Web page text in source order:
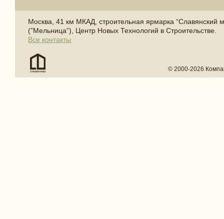
Москва, 41 км МКАД, строительная ярмарка “Славянский
(”Мельница”), Центр Новых Технологий в Строительстве.
Все контакты
© 2000-2026